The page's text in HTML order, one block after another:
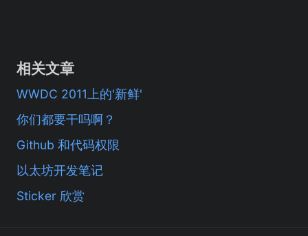
相关文章
WWDC 2011上的'新鲜'
你们都要干吗啊？
Github 和代码权限
以太坊开发笔记
Sticker 欣赏